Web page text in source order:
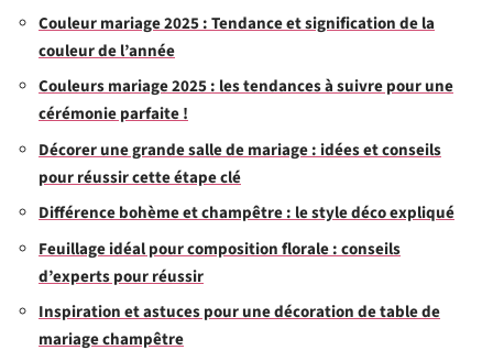
Couleur mariage 2025 : Tendance et signification de la
couleur de l’année
Couleurs mariage 2025 : les tendances à suivre pour une
cérémonie parfaite !
Décorer une grande salle de mariage : idées et conseils
pour réussir cette étape clé
Différence bohème et champêtre : le style déco expliqué
Feuillage idéal pour composition florale : conseils
d’experts pour réussir
Inspiration et astuces pour une décoration de table de
mariage champêtre